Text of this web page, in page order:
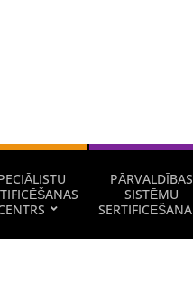
PĀRVALDĪBAS
SISTĒMU
SERTIFICĒŠANA